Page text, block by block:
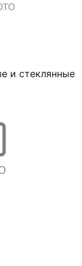
и стеклянные